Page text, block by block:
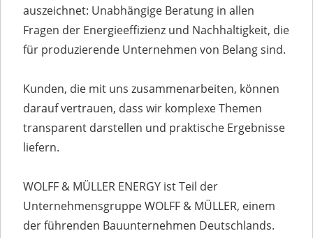
auszeichnet: Unabhängige Beratung in allen
Fragen der Energieeffizienz und Nachhaltigkeit, die
für produzierende Unternehmen von Belang sind.
Kunden, die mit uns zusammenarbeiten, können
darauf vertrauen, dass wir komplexe Themen
transparent darstellen und praktische Ergebnisse
liefern.
WOLFF & MÜLLER ENERGY ist Teil der
Unternehmensgruppe WOLFF & MÜLLER, einem
der führenden Bauunternehmen Deutschlands.